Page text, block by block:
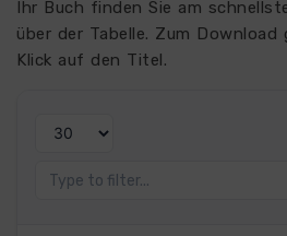
Ihr Buch finden Sie am
über der Tabelle. Zum Download
Klick auf den Titel.